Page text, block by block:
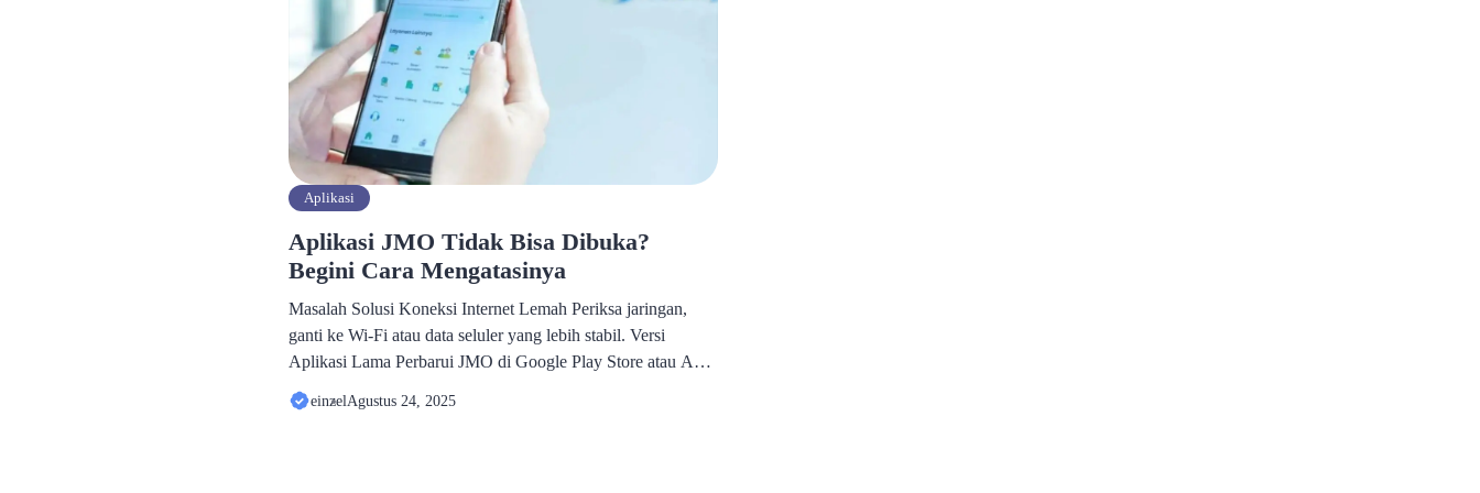
Aplikasi
Aplikasi JMO Tidak Bisa Dibuka?
Begini Cara Mengatasinya
Masalah Solusi Koneksi Internet Lemah Periksa jaringan,
ganti ke Wi-Fi atau data seluler yang lebih stabil. Versi
Aplikasi Lama Perbarui JMO di Google Play Store atau App
Store. Memori Penuh Hapus file atau aplikasi yang tidak
diperlukan. Cache Menumpuk Hapus cache atau data aplikasi
einzelAgustus 24, 2025